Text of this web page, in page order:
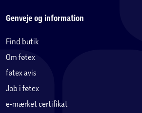
Genveje og information
Find butik
Om føtex
føtex avis
Job i føtex
e-mærket certifikat